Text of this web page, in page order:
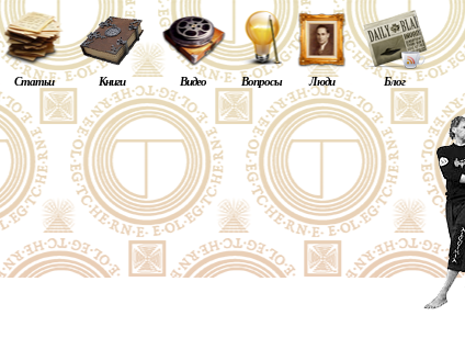
Статьи Книги Видео Вопросы Люди Блог